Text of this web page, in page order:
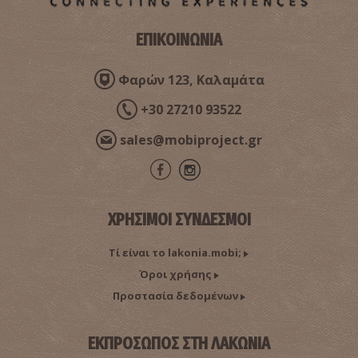
Αρχαίο Θέατρο Σπάρτης
~1.1Km
ΕΠΙΚΟΙΝΩΝΙΑ
Φαρών 123, Καλαμάτα
+30 27210 93522
sales@mobiproject.gr
ΧΡΗΣΙΜΟΙ ΣΥΝΔΕΣΜΟΙ
Τί είναι το lakonia.mobi;
Όροι χρήσης
Προστασία δεδομένων
ΕΚΠΡΟΣΩΠΟΣ ΣΤΗ ΛΑΚΩΝΙΑ